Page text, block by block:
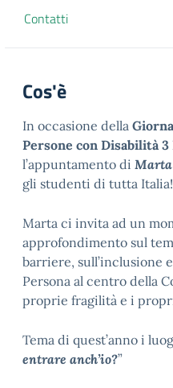
Contatti
Cos'è
In occasione della
Persone con Disabilità
l’appuntamento di Marta
gli studenti di tutta Italia!
Marta ci invita ad un
approfondimento sul
barriere, sull’inclusione
Persona al centro della
proprie fragilità e i
Tema di quest’anno i
entrare anch’io?”